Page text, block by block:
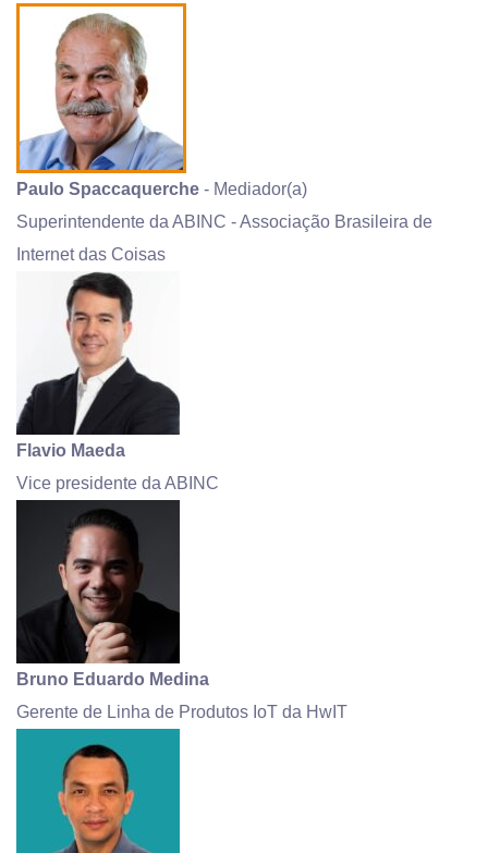
Paulo Spaccaquerche - Mediador(a)
Superintendente da ABINC - Associação Brasileira de
Internet das Coisas
Flavio Maeda
Vice presidente da ABINC
Bruno Eduardo Medina
Gerente de Linha de Produtos IoT da HwIT